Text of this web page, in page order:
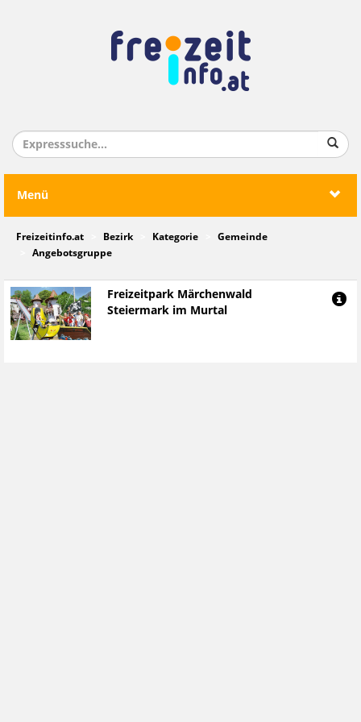
Menü
Freizeitinfo.at Bezirk Kategorie
Gemeinde
Angebotsgruppe
Freizeitpark Märchenwald
Steiermark im Murtal